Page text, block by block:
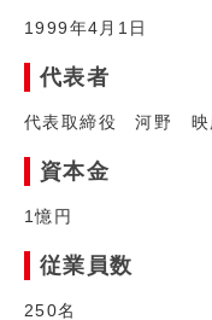
1999年4月1日
代表者
代表取締役 河野 映
資本金
1憶円
従業員数
250名